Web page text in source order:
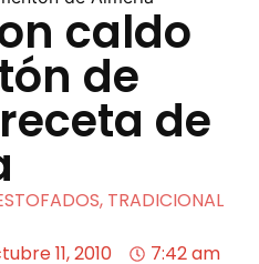
caldo
de
de
, TRADICIONAL
11, 2010
7:42 am